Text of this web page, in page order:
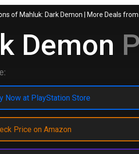
of Mahluk: Dark Demon More Deals from
Demon
Now at PlayStation Store
Price on Amazon